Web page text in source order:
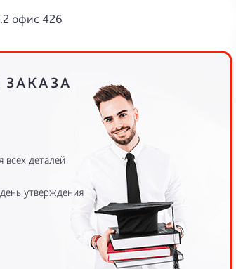
офис 426
всех деталей
утверждения